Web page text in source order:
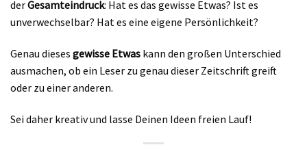
derGesamteindruck: Hat es das gewisse Etwas? Ist es
unverwechselbar? Hat es eine eigene Persönlichkeit?
Genau dieses gewisse Etwas kann den großen Unterschied
ausmachen, ob ein Leser zu genau dieser Zeitschrift greift
oder zu einer anderen.
Sei daher kreativ und lasse Deinen Ideen freien Lauf!